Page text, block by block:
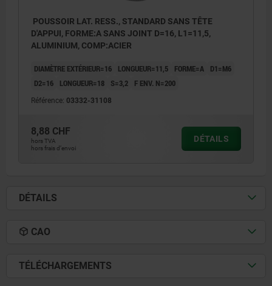
POUSSOIR LAT. RESS., STANDARD SANS TÊTE
D'APPUI, FORME:A SANS JOINT D=16, L1=11,5,
ALUMINIUM, COMP:ACIER
DIAMÈTRE EXTÉRIEUR=16 LONGUEUR=11,5 FORME=A
D1=M6
D2=16
LONGUEUR=18 S=3,2 F ENV. N=200
Référence: 03332-31108
8,88 CHF
hors TVA
hors frais d’envoi
DÉTAILS
DÉTAILS
CAO
TÉLÉCHARGEMENTS